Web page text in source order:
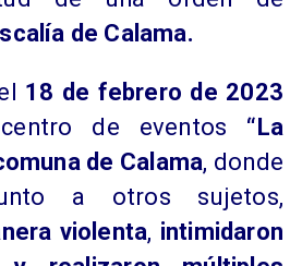
de Calama.
18 de febrero de 2023
de eventos “La
de Calama, donde
a otros sujetos,
violenta, intimidaron